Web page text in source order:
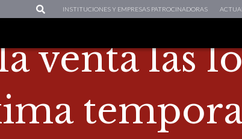
INSTITUCIONES Y EMPRESAS PATROCINADORAS
venta las